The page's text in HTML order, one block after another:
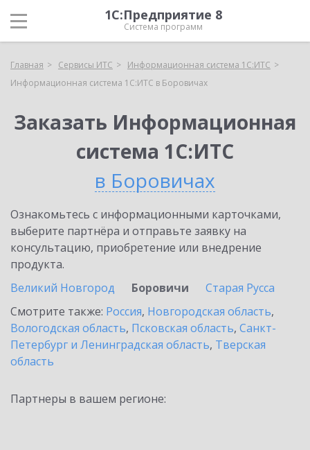
1С:Предприятие 8
Система программ
Главная Сервисы ИТС
Информационная система 1С:ИТС
Информационная система 1С:ИТС в Боровичах
Заказать Информационная
система 1С:ИТС
в Боровичах
Ознакомьтесь с информационными карточками,
выберите партнёра и отправьте заявку на
консультацию, приобретение или внедрение
продукта.
Великий Новгород
Боровичи
Старая Русса
Смотрите также: Россия, Новгородская область,
Вологодская область, Псковская область, Санкт-
Петербург и Ленинградская область, Тверская
область
Партнеры в вашем регионе: